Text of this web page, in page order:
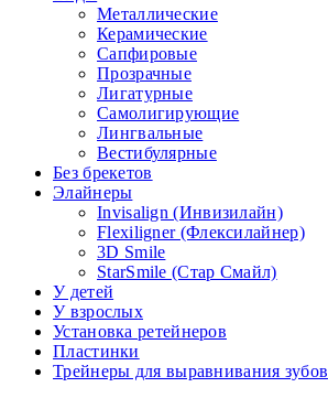
Металлические
Керамические
Сапфировые
Прозрачные
Лигатурные
Самолигирующие
Лингвальные
Вестибулярные
Без брекетов
Элайнеры
Invisalign (Инвизилайн)
Flexiligner (Флексилайнер)
3D Smile
StarSmile (Стар Смайл)
У детей
У взрослых
Установка ретейнеров
Пластинки
Трейнеры для выравнивания зубов